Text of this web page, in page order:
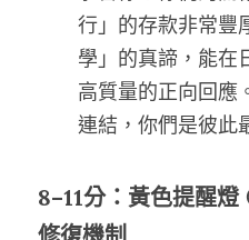
行」的存款非常豐
學」的真諦，能在
高質量的正向回應
連結，你們是彼此
8–11分：黃色提醒